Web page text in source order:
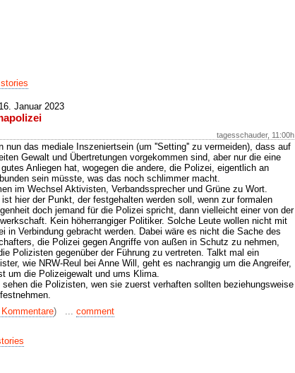
Januar 2023
tagesschauder, 11:00h
nun das mediale Inszeniertsein (um ''Setting'' zu vermeiden), dass auf
Gewalt und Übertretungen vorgekommen sind, aber nur die eine
Anliegen hat, wogegen die andere, die Polizei, eigentlich an
sein müsste, was das noch schlimmer macht.
im Wechsel Aktivisten, Verbandssprecher und Grüne zu Wort.
ist hier der Punkt, der festgehalten werden soll, wenn zur formalen
doch jemand für die Polizei spricht, dann vielleicht einer von der
Kein höherrangiger Politiker. Solche Leute wollen nicht mit
in Verbindung gebracht werden. Dabei wäre es nicht die Sache des
die Polizei gegen Angriffe von außen in Schutz zu nehmen,
Polizisten gegenüber der Führung zu vertreten. Talkt mal ein
wie NRW-Reul bei Anne Will, geht es nachrangig um die Angreifer,
um die Polizeigewalt und ums Klima.
die Polizisten, wen sie zuerst verhaften sollten beziehungsweise
) ... comment